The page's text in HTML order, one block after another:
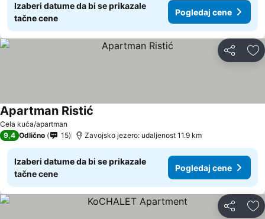
Izaberi datume da bi se prikazale
tačne cene
Pogledaj cene
Deli
Cela kuća/apartman
Apartman Ristić
9,4 Odlično 15 Zavojsko jezero: udaljenost 11.9 km
Izaberi datume da bi se prikazale
tačne cene
Pogledaj cene
Deli